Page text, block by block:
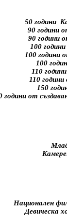
50 години
90 години
90 години
100
100 години
100
110
110
150
години от
Национален
Девическа